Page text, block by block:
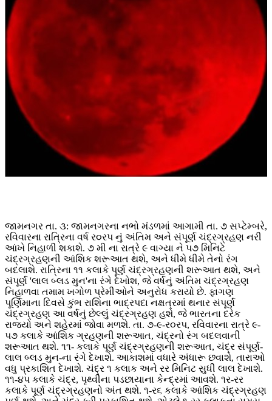
જામનગર તા. ૩: જામનગરના નભો મંડળમાં આગામી તા. ૭ સપ્ટેમ્બરે,
રવિવારના રાત્રિના વર્ષ ર૦રપ નું અંતિમ અને સંપૂર્ણ ચંદ્રગ્રહણ નરી
આંખે નિહાળી શકાશે. ૭ મી ના રાત્રે ૯ વાગ્યા ને પ૭ મિનિટે
ચંદ્રગ્રહણની આંશિક શરૂઆત થશે, અને ધીમે ધીમે તેનો રંગ
બદલાશે. રાત્રિના ૧૧ કલાકે પૂર્ણ ચંદ્રગ્રહણની શરૂઆત થશે, અને
સંપૂર્ણ 'લાલ બ્લડ મુન'ના રંગે દેખોશ, જે વર્ષનું અંતિમ ચંદ્રગ્રહણ
નિહાળવા તમામ ખગોળ પ્રેમીઓને અનુરોધ કરાયો છે. ફાગણ
પૂર્ણિમાના દિવસે કુંભ રાશિના ભાદ્રપદા નક્ષત્રમાં થનાર સંપૂર્ણ
ચંદ્રગ્રહણ આ વર્ષનું છેલ્લું ચંદ્રગ્રહણ હશે, જે ભારતના દરેક
રાજ્યો અને શહેરમાં જોવા મળશે. તા. ૭-૯-ર૦રપ, રવિવારના રાત્રે ૯-
પ૭ કલાકે આંશિક ગ્રહણની શરૂઆત, ચંદ્રનો રંગ બદલવાની
શરૂઆત થશે. ૧૧- કલાકે પૂર્ણ ચંદ્રગ્રહણની શરૂઆત, ચંદ્ર સંપૂર્ણ-
લાલ બ્લડ મુન-ના રંગે દેખાશે. આકાશમાં વધારે અંધારૂ છવાશે, તારાઓ
વધુ પ્રકાશિત દેખાશે. ચંદ્ર ૧ કલાક અને રર મિનિટ સુધી લાલ દેખાશે.
૧૧-૪પ કલાકે ચંદ્ર, પૃથ્વીના પડછાયાના કેન્દ્રમાં આવશે. ૧ર-રર
કલાકે પૂર્ણ ચંદ્રગ્રહણનો અંત થશે. ૧-ર૬ કલાકે આંશિક ચંદ્રગ્રહણ